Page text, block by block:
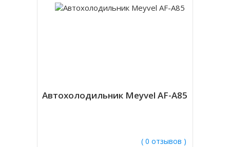
Автохолодильник Meyvel AF-A85
( 0 отзывов )